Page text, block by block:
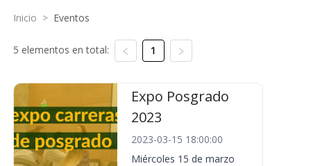
Inicio > Eventos
5 elementos en total: 1
Expo Posgrado
2023
2023-03-15 18:00:00
Miércoles 15 de marzo